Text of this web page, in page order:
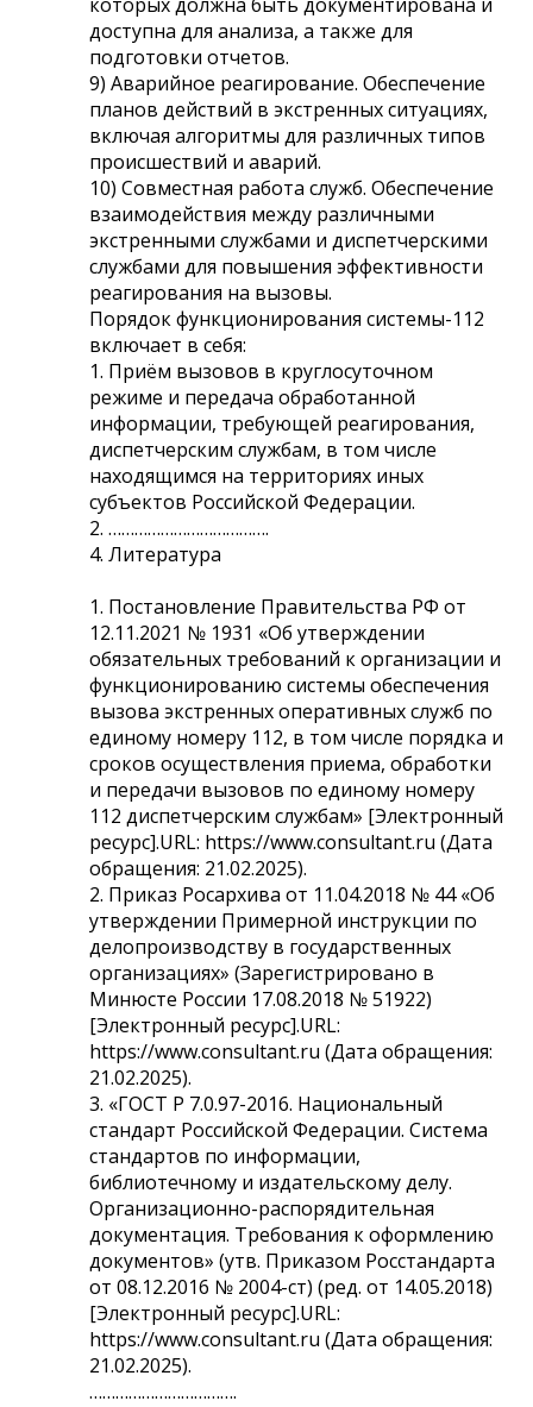
доступна для анализа, а также для
подготовки отчетов.
9) Аварийное реагирование. Обеспечение
планов действий в экстренных ситуациях,
включая алгоритмы для различных типов
происшествий и аварий.
10) Совместная работа служб. Обеспечение
взаимодействия между различными
экстренными службами и диспетчерскими
службами для повышения эффективности
реагирования на вызовы.
Порядок функционирования системы-112
включает в себя:
1. Приём вызовов в круглосуточном
режиме и передача обработанной
информации, требующей реагирования,
диспетчерским службам, в том числе
находящимся на территориях иных
субъектов Российской Федерации.
2. ……………………………….
4. Литература
1. Постановление Правительства РФ от
12.11.2021 № 1931 «Об утверждении
обязательных требований к организации и
функционированию системы обеспечения
вызова экстренных оперативных служб по
единому номеру 112, в том числе порядка и
сроков осуществления приема, обработки
и передачи вызовов по единому номеру
112 диспетчерским службам» [Электронный
ресурс].URL: https://www.consultant.ru (Дата
обращения: 21.02.2025).
2. Приказ Росархива от 11.04.2018 № 44 «Об
утверждении Примерной инструкции по
делопроизводству в государственных
организациях» (Зарегистрировано в
Минюсте России 17.08.2018 № 51922)
[Электронный ресурс].URL:
https://www.consultant.ru (Дата обращения:
21.02.2025).
3. «ГОСТ Р 7.0.97-2016. Национальный
стандарт Российской Федерации. Система
стандартов по информации,
библиотечному и издательскому делу.
Организационно-распорядительная
документация. Требования к оформлению
документов» (утв. Приказом Росстандарта
от 08.12.2016 № 2004-ст) (ред. от 14.05.2018)
[Электронный ресурс].URL:
https://www.consultant.ru (Дата обращения:
21.02.2025).
…………………………….